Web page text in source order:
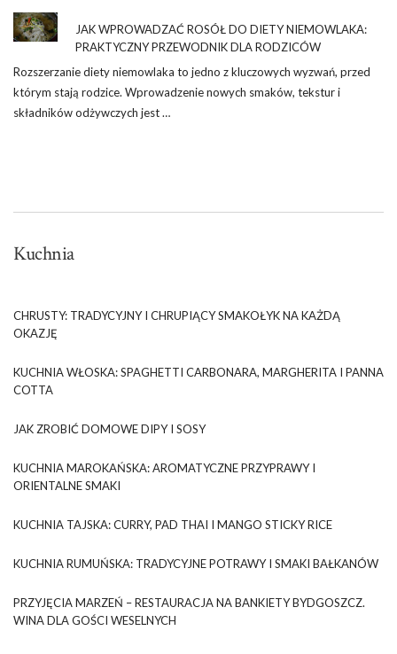
JAK WPROWADZAĆ ROSÓŁ DO DIETY NIEMOWLAKA:
PRAKTYCZNY PRZEWODNIK DLA RODZICÓW
Rozszerzanie diety niemowlaka to jedno z kluczowych wyzwań, przed
którym stają rodzice. Wprowadzenie nowych smaków, tekstur i
składników odżywczych jest …
Kuchnia
CHRUSTY: TRADYCYJNY I CHRUPIĄCY SMAKOŁYK NA KAŻDĄ
OKAZJĘ
KUCHNIA WŁOSKA: SPAGHETTI CARBONARA, MARGHERITA I PANNA
COTTA
JAK ZROBIĆ DOMOWE DIPY I SOSY
KUCHNIA MAROKAŃSKA: AROMATYCZNE PRZYPRAWY I
ORIENTALNE SMAKI
KUCHNIA TAJSKA: CURRY, PAD THAI I MANGO STICKY RICE
KUCHNIA RUMUŃSKA: TRADYCYJNE POTRAWY I SMAKI BAŁKANÓW
PRZYJĘCIA MARZEŃ – RESTAURACJA NA BANKIETY BYDGOSZCZ.
WINA DLA GOŚCI WESELNYCH